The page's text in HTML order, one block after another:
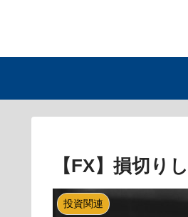
【FX】損切り
投資関連